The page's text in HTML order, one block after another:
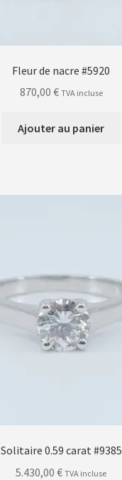
Fleur de nacre #5920
870,00 € TVA incluse
Ajouter au panier
Solitaire 0.59 carat #9385
5.430,00 € TVA incluse